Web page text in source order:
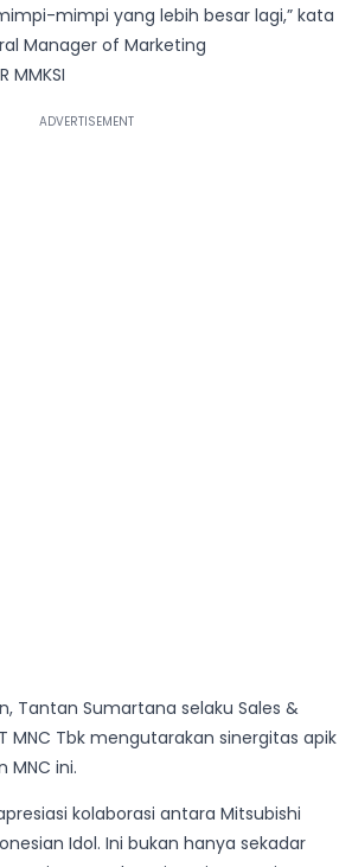
mimpi yang lebih besar lagi,” kata
Manager of Marketing
MMKSI
Tantan Sumartana selaku Sales &
MNC Tbk mengutarakan sinergitas apik
MNC ini.
kolaborasi antara Mitsubishi
Idol. Ini bukan hanya sekadar